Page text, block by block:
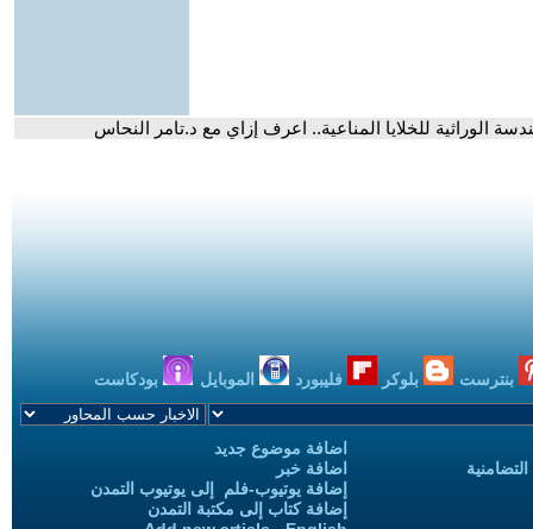
الوراثية للخلايا المناعية.. اعرف إزاي مع د.تامر النحاس
بنترست بلوكر فليبورد الموبايل بودكاست
اضافة موضوع جديد
اضافة خبر
إضافة يوتيوب-فلم إلى يوتيوب التمدن
إضافة كتاب إلى مكتبة التمدن